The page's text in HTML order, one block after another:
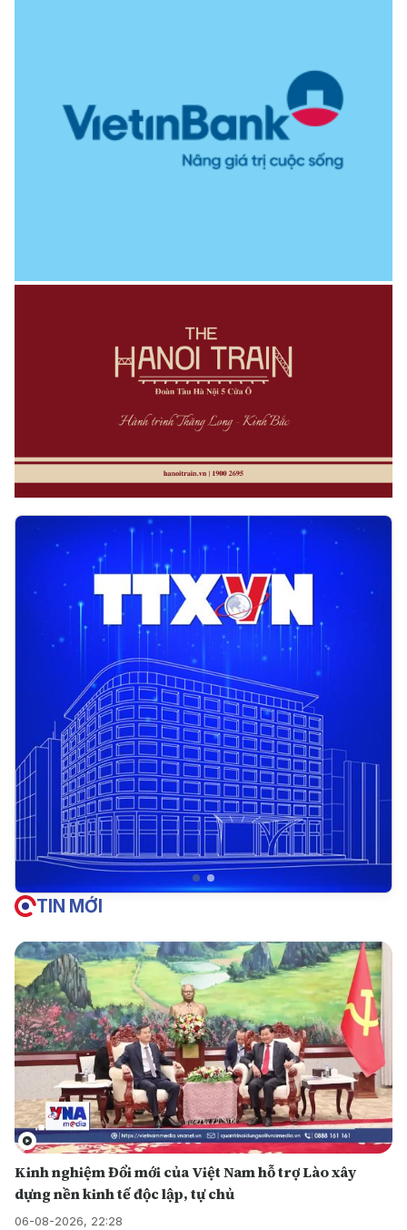
TIN MỚI
Kinh nghiệm Đổi mới của Việt Nam hỗ trợ Lào xây
dựng nền kinh tế độc lập, tự chủ
06-08-2026, 22:28